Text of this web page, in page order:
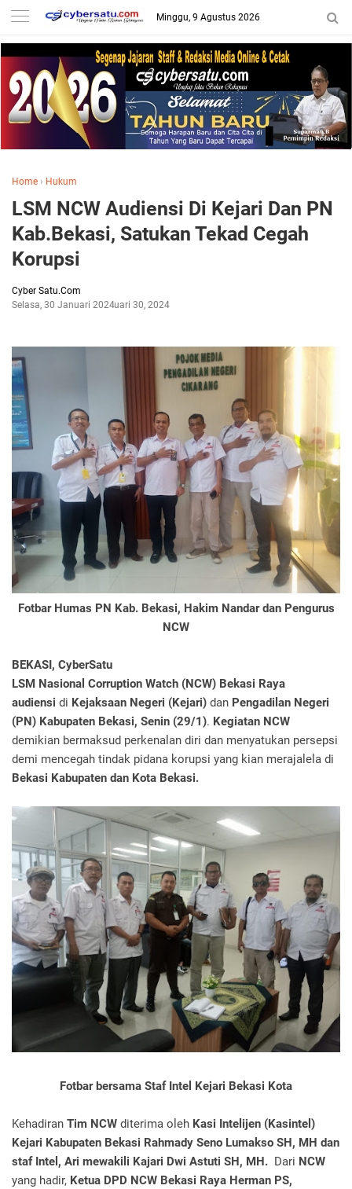
Minggu, 9 Agustus 2026
Home › Hukum
LSM NCW Audiensi Di Kejari Dan PN
Kab.Bekasi, Satukan Tekad Cegah
Korupsi
Cyber Satu.Com
Selasa, 30 Januari 2024Januari 30, 2024
Fotbar Humas PN Kab. Bekasi, Hakim Nandar dan Pengurus
NCW
BEKASI, CyberSatu
LSM Nasional Corruption Watch (NCW) Bekasi Raya
audiensi di Kejaksaan Negeri (Kejari) dan Pengadilan Negeri
(PN) Kabupaten Bekasi, Senin (29/1). Kegiatan NCW
demikian bermaksud perkenalan diri dan menyatukan persepsi
demi mencegah tindak pidana korupsi yang kian merajalela di
Bekasi Kabupaten dan Kota Bekasi.
Fotbar bersama Staf Intel Kejari Bekasi Kota
Kehadiran Tim NCW diterima oleh Kasi Intelijen (Kasintel)
Kejari Kabupaten Bekasi Rahmady Seno Lumakso SH, MH dan
staf Intel, Ari mewakili Kajari Dwi Astuti SH, MH. Dari NCW
yang hadir, Ketua DPD NCW Bekasi Raya Herman PS,